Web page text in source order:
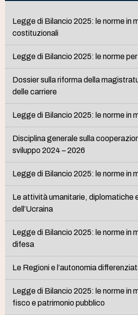
Legge di Bilancio 2025: le norme in
costituzionali
Legge di Bilancio 2025: le norme
Dossier sulla riforma della
delle carriere
Legge di Bilancio 2025: le norme in
Disciplina generale sulla
sviluppo 2024 – 2026
Legge di Bilancio 2025: le norme in
Le attività umanitarie, diplomatiche
dell’Ucraina
Legge di Bilancio 2025: le norme in
difesa
Le Regioni e l’autonomia
Legge di Bilancio 2025: le norme in
fisco e patrimonio pubblico